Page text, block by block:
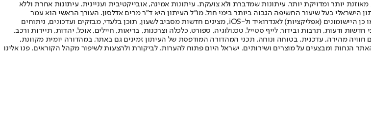
יותר ומדויקת יותר. עיתונות שמדברת ולא צועקת. עיתונות אמינה, אובייקטיבית ועניינית. עיתונות אחרת וללא
פורסמה ב-30 ביולי 2007, וב-2010 הפך "ישראל היום" לעיתון הישראלי בעל שיעור החשיפה הגבוה ביותר בימי חול. מו"ל העיתון היא ד"ר מרים אדלסון. העורך הראשי הוא עמר
לחמנוביץ, והעורך המייסד הוא עמוס רגב. אתרי האינטרנט של "ישראל היום" בעברית ובאנגלית, כמו כן היישומונים (אפליקציות) לאנדרואיד ול-iOS, מציגים חדשות מסביב לשעון, תוכן בלעדי, מבזקים ועדכונים, ניתוחים
ודעות, תרבות ובידור, לייף סטייל, טכנולוגיה, ספורט, כלכלה וצרכנות, בריאות, חיילים, אוכל, יהדות, תיירות ורכב.
חוויה מהירה, עדכנית, בטוחה ונוחה. תכני המהדורה המודפסת של העיתון זמינים גם באתר, במהדורה יומית מקוונת,
הנחות ומבצעים על מוצרים ושירותים. ישראל היום פתוח להערות, לביקורת ולהצעות לשיפור מקהל הקוראים. פנו אלינו